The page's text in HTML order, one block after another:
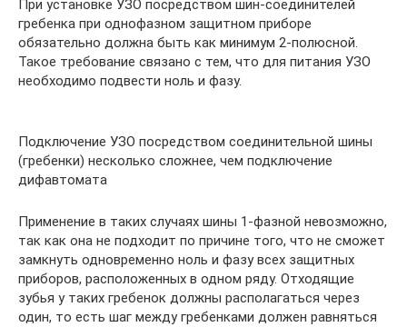
При установке УЗО посредством шин-соединителей
гребенка при однофазном защитном приборе
обязательно должна быть как минимум 2-полюсной.
Такое требование связано с тем, что для питания УЗО
необходимо подвести ноль и фазу.
Подключение УЗО посредством соединительной шины
(гребенки) несколько сложнее, чем подключение
дифавтомата
Применение в таких случаях шины 1-фазной невозможно,
так как она не подходит по причине того, что не сможет
замкнуть одновременно ноль и фазу всех защитных
приборов, расположенных в одном ряду. Отходящие
зубья у таких гребенок должны располагаться через
один, то есть шаг между гребенками должен равняться